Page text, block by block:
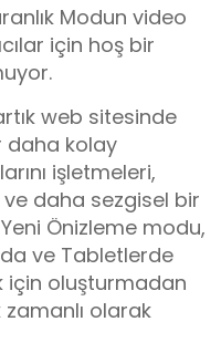
Modun video
için hoş bir
web sitesinde
daha kolay
işletmeleri,
daha sezgisel bir
Önizleme modu,
ve Tabletlerde
için oluşturmadan
zamanlı olarak